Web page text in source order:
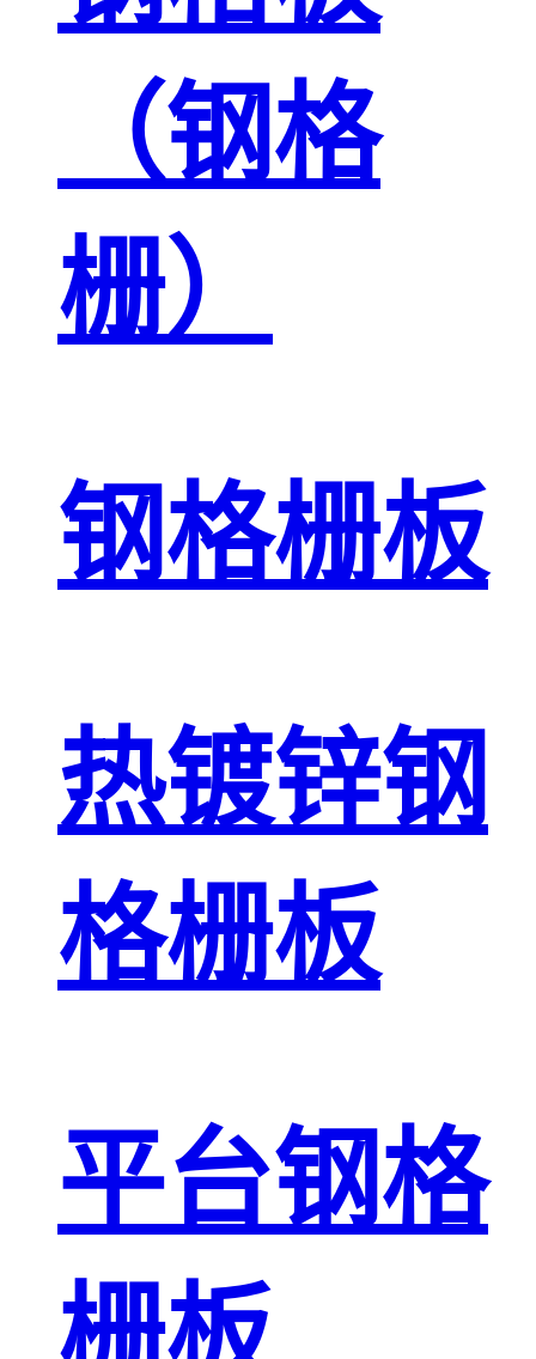
（钢格
栅）
钢格栅板
热镀锌钢
格栅板
平台钢格